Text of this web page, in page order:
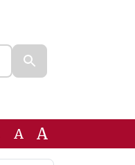
A A